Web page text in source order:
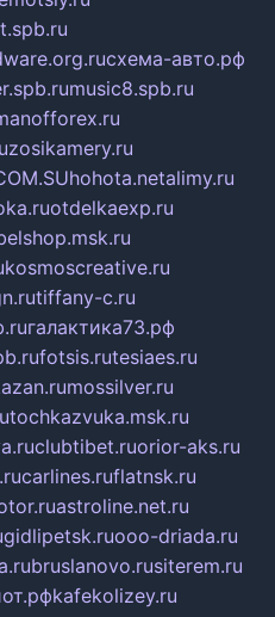
схема-авто.рф
music8.spb.ru
zosikamery.ru
hohota.netalimy.ru
otdelkaexp.ru
kosmoscreative.ru
tiffany-c.ru
галактика73.рф
fotsis.rutesiaes.ru
mossilver.ru
tochkazvuka.msk.ru
clubtibet.ruorior-aks.ru
carlines.ruflatnsk.ru
astroline.net.ru
gidlipetsk.ruooo-driada.ru
bruslanovo.rusiterem.ru
kafekolizey.ru